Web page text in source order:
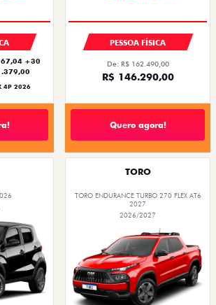
+30
4P 2026
PESSOA FÍSICA
De: R$ 162.490,00
R$ 146.290,00
Quero agora!
TORO
TORO ENDURANCE TURBO 270 FLEX AT6
2027
2026/2027